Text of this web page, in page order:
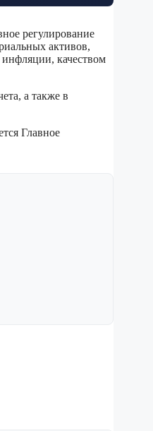
регулирование
активов,
качеством
а также в
Главное